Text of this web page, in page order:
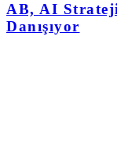
AB, AI
Danışıyor